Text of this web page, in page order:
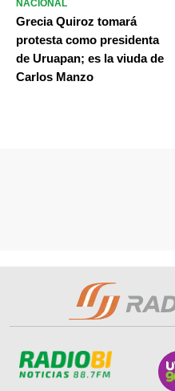
NACIONAL
Grecia Quiroz tomará
protesta como presidenta
de Uruapan; es la viuda de
Carlos Manzo